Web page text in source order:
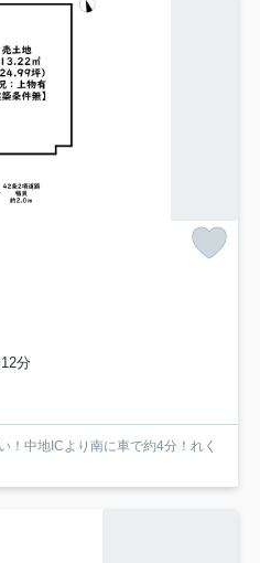
分
！中地ICより南に車で約4分！れく